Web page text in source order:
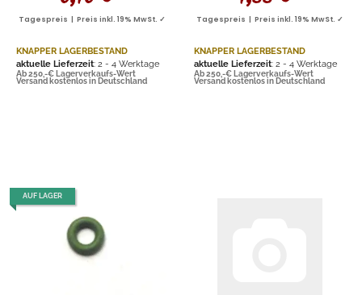
Tagespreis | Preis inkl. 19% MwSt. ✓
KNAPPER LAGERBESTAND
aktuelle Lieferzeit: 2 - 4 Werktage
Ab 250,-€ Lagerverkaufs-Wert
Versand kostenlos in Deutschland
Tagespreis | Preis inkl. 19% MwSt. ✓
KNAPPER LAGERBESTAND
aktuelle Lieferzeit: 2 - 4 Werktage
Ab 250,-€ Lagerverkaufs-Wert
Versand kostenlos in Deutschland
AUF LAGER